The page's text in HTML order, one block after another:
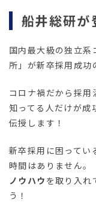
船井総研が
国内最大級の独立系
所」が新卒採用成功
コロナ禍だから採用
知ってる人だけが成
伝授します！
新卒採用に困ってい
時間はありません。
ノウハウ を取り入れ
う！